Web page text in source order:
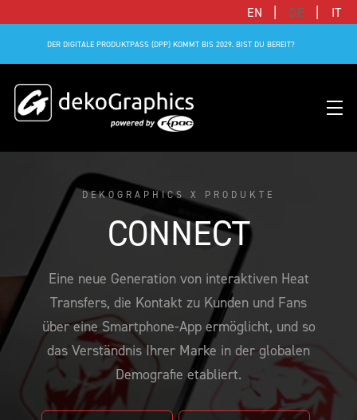
EN DE IT
DER DIGITALE PRODUKTPASS (DPP) KOMMT BIS 2029. BIST DU BEREIT?
ÜBERSICHT
FLAT
3D
SUSTAINABLE
ALLE PRODUKTE
VEREINE & LIGEN
MARKEN & HERSTELLER
BLOG
SUCCESS STORIES
DEKO-AI CHAT
FAQ
PREISE
BEMUSTERUNG
DIGITALER PRODUKTPASS (DPP)
RFID-LÖSUNGEN
CONNECTED MERCHANDISE
LIMITED EDITION JERSEY
CONNECTED JERSEY
CUSTOMIZE YOUR JERSEY
WER WIR SIND
WIE WIR ARBEITEN
FÜR WEN WIR PASSEN
WIR SIND TEIL VON R-PAC
DEINE KARRIERE BEI UNS
KONTAKT
SUCCESS STORIES
FUSSBALLPARTNER
ADIDAS NAMEN- & ZAHLENPROGRAMM
UNSERE KUNDEN
DEKOGRAPHICS X PRODUKTE
CONNECT
Eine neue Generation von interaktiven Heat
Transfers, die Kontakt zu Kunden und Fans
über eine Smartphone-App ermöglicht, und so
das Verständnis Ihrer Marke in der globalen
Demografie etabliert.